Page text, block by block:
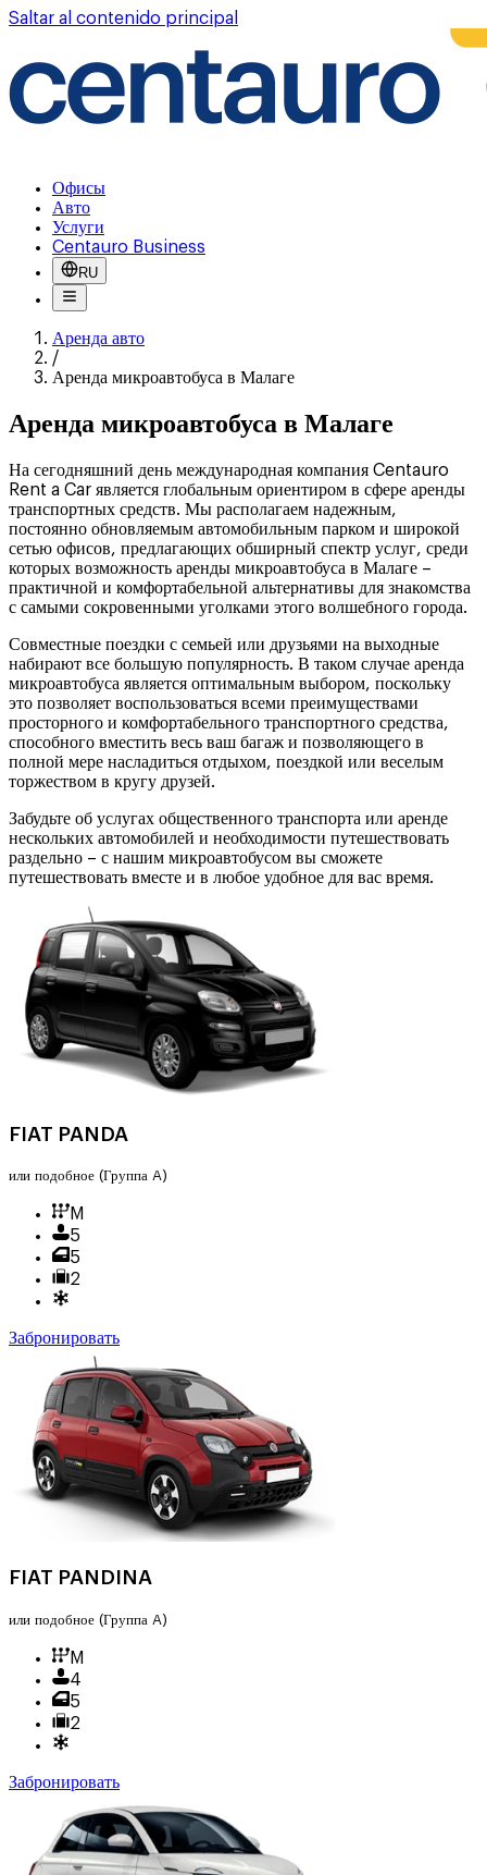
Saltar al contenido principal
Офисы
Авто
Услуги
Centauro Business
RU
Аренда авто
/
Аренда микроавтобуса в Малаге
Аренда микроавтобуса в Малаге
На сегодняшний день международная компания Centauro
Rent a Car является глобальным ориентиром в сфере аренды
транспортных средств. Мы располагаем надежным,
постоянно обновляемым автомобильным парком и широкой
сетью офисов, предлагающих обширный спектр услуг, среди
которых возможность аренды микроавтобуса в Малаге –
практичной и комфортабельной альтернативы для знакомства
с самыми сокровенными уголками этого волшебного города.
Совместные поездки с семьей или друзьями на выходные
набирают все большую популярность. В таком случае аренда
микроавтобуса является оптимальным выбором, поскольку
это позволяет воспользоваться всеми преимуществами
просторного и комфортабельного транспортного средства,
способного вместить весь ваш багаж и позволяющего в
полной мере насладиться отдыхом, поездкой или веселым
торжеством в кругу друзей.
Забудьте об услугах общественного транспорта или аренде
нескольких автомобилей и необходимости путешествовать
раздельно – с нашим микроавтобусом вы сможете
путешествовать вместе и в любое удобное для вас время.
FIAT PANDA
или подобное (Группа A)
M
5
5
2
Забронировать
FIAT PANDINA
или подобное (Группа A)
M
4
5
2
Забронировать